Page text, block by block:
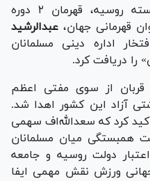
کشتی‌گیر برجسته روسیه، قهرمان ۲ دوره
عبدالرشید
اداره دینی مسلمانان
را دریافت کرد.
قربان از سوی مفتی اعظم
آزاد این کشور اهدا شد.
کرد که سعدالله‌اف سهمی
همبستگی میان مسلمانان
دولت روسیه و جامعه
ورزش نقش مهمی ایفا